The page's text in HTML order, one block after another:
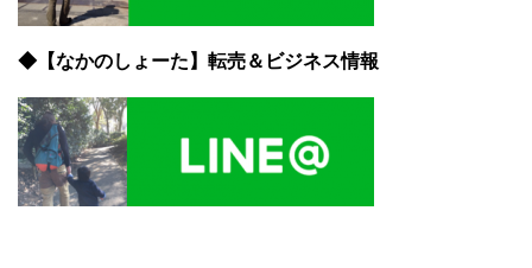
◆【なかのしょーた】転売＆ビジネス情報